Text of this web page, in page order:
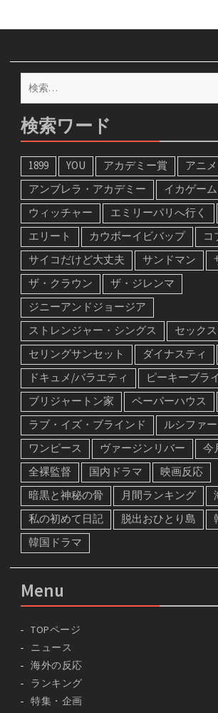
検
検索ワード
1899 YOU アカデミー賞 アニメ
アンブレラ・アカデミー
イカゲーム
ウィッチャー
エミリーパリへ行く
エリート
カウボーイビバップ
コ
サイコだけど大丈夫
サンドマン
ザ・クラウン
ザ・ジレンマ
ジニーアンドジョージア
ストレンジャー・シングス
セック
セリングサンセット
ダイナスティ
ドキュメ/バラエティ
ピーキーブラ
ブリジャートン家
ペーパーハウス
ラブ・イズ・ブラインド
ルシファー
ワンピース
ヴァージンリバー
今
全裸監督
国内ドラマ
映画反応
暗黒と神秘の骨
月間ランキング
私の初めて日記
脱出おひとり島
韓国ドラマ
Menu
TOPページ
ニュース
海外の反応
ランキング
特集・企画